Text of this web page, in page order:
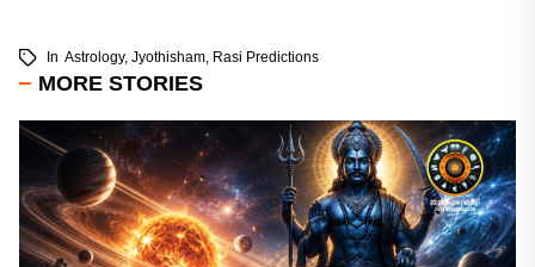
In Astrology, Jyothisham, Rasi Predictions
MORE STORIES